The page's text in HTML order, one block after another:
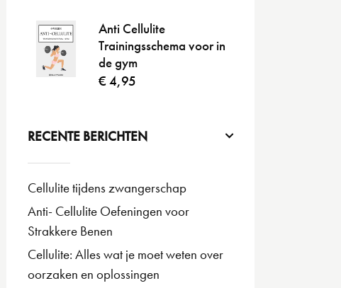
Anti Cellulite
Trainingsschema voor in
de gym
€4,95
RECENTE BERICHTEN
Cellulite tijdens zwangerschap
Anti- Cellulite Oefeningen voor
Strakkere Benen
Cellulite: Alles wat je moet weten over
oorzaken en oplossingen